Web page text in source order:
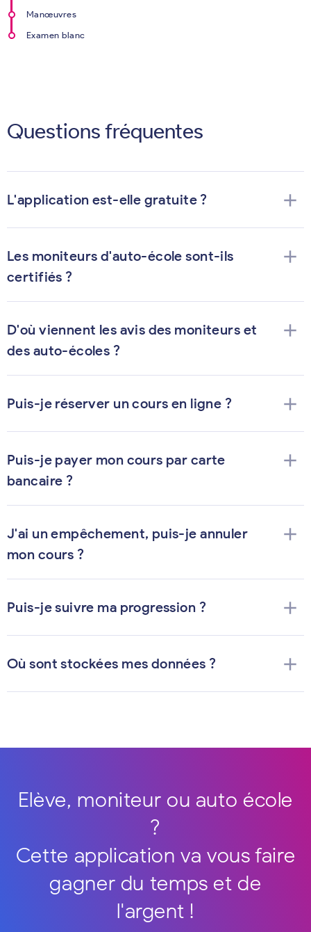
Manœuvres
Examen blanc
Questions fréquentes
L'application est-elle gratuite ? add
Les moniteurs d'auto-école sont-ils
certifiés ?
add
D'où viennent les avis des moniteurs et
des auto-écoles ?
add
Puis-je réserver un cours en ligne ? add
Puis-je payer mon cours par carte
bancaire ?
add
J'ai un empêchement, puis-je annuler
mon cours ?
add
Puis-je suivre ma progression ? add
Où sont stockées mes données ? add
Elève, moniteur ou auto école
?
Cette application va vous faire
gagner du temps et de
l'argent !